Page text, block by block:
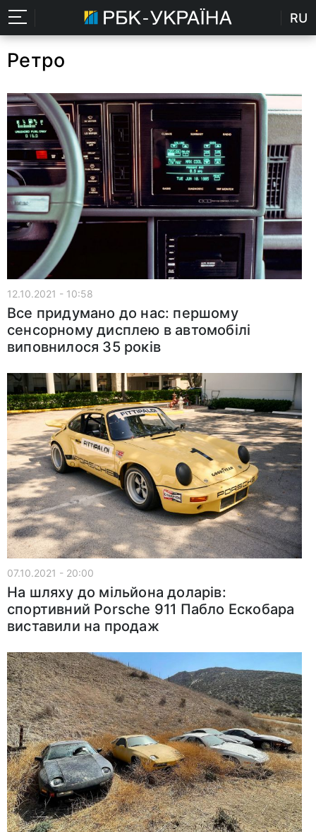
RU
Ретро
12.10.2021 - 10:58
Все придумано до нас: першому
сенсорному дисплею в автомобілі
виповнилося 35 років
07.10.2021 - 20:00
На шляху до мільйона доларів:
спортивний Porsche 911 Пабло Ескобара
виставили на продаж